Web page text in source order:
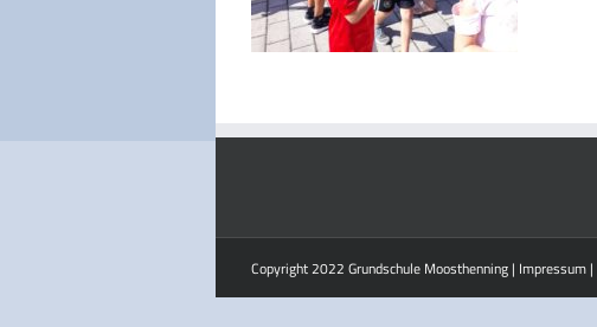
Copyright 2022 Grundschule Moosthenning | Impressum |